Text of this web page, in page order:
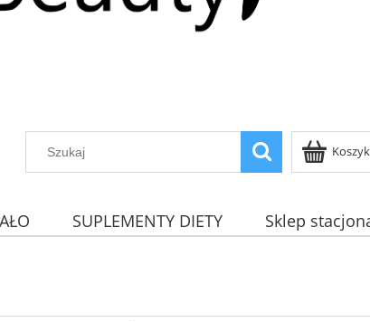
SUPLEMENTY DIETY
Sklep